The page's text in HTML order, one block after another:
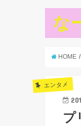
な
HOME
エンタメ
プ